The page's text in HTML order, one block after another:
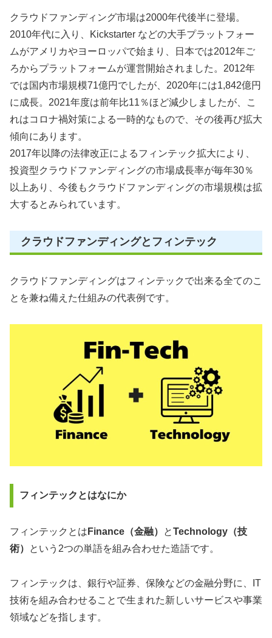
クラウドファンディング市場は2000年代後半に登場。
2010年代に入り、Kickstarter などの大手プラットフォー
ムがアメリカやヨーロッパで始まり、日本では2012年ご
ろからプラットフォームが運営開始されました。2012年
では国内市場規模71億円でしたが、2020年には1,842億円
に成長。2021年度は前年比11％ほど減少しましたが、こ
れはコロナ禍対策による一時的なもので、その後再び拡大
傾向にあります。
2017年以降の法律改正によるフィンテック拡大により、
投資型クラウドファンディングの市場成長率が毎年30％
以上あり、今後もクラウドファンディングの市場規模は拡
大するとみられています。
クラウドファンディングとフィンテック
クラウドファンディングはフィンテックで出来る全てのこ
とを兼ね備えた仕組みの代表例です。
フィンテックとはなにか
フィンテックとは Finance（金融） とTechnology（技
術）
という2つの単語を組み合わせた造語です。
フィンテックは、銀行や証券、保険などの金融分野に、IT
技術を組み合わせることで生まれた新しいサービスや事業
領域などを指します。